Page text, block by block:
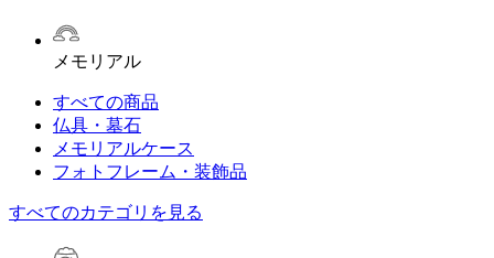
メモリアル
すべての商品
仏具・墓石
メモリアルケース
フォトフレーム・装飾品
すべてのカテゴリを見る